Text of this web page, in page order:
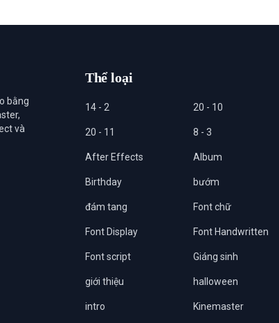
bằng
và
Thể loại
14 - 2 20 - 10
20 - 11 8 - 3
After Effects Album
Birthday bướm
đám tang Font chữ
Font Display Font Handwritten
Font script Giáng sinh
giới thiệu halloween
intro Kinemaster